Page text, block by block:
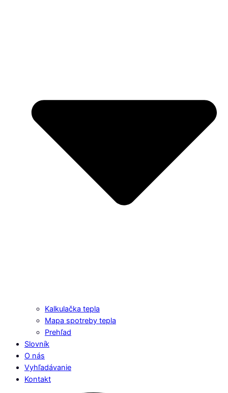
Kalkulačka tepla
Mapa spotreby tepla
Prehľad
Slovník
O nás
Vyhľadávanie
Kontakt